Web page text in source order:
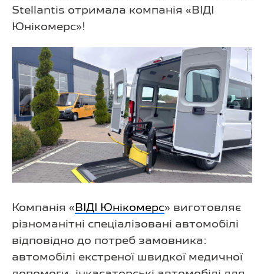
Stellantis отримала компанія «ВІДІ
Юнікомерс»!
Компанія « ВІДІ Юнікомерс» виготовляє
різноманітні спеціалізовані автомобілі
відповідно до потреб замовника:
автомобілі екстреної швидкої медичної